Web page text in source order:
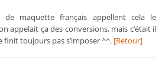
maquette français appellent cela le
appelait ça des conversions, mais c’était il
finit toujours pas s’imposer ^^. [Retour]